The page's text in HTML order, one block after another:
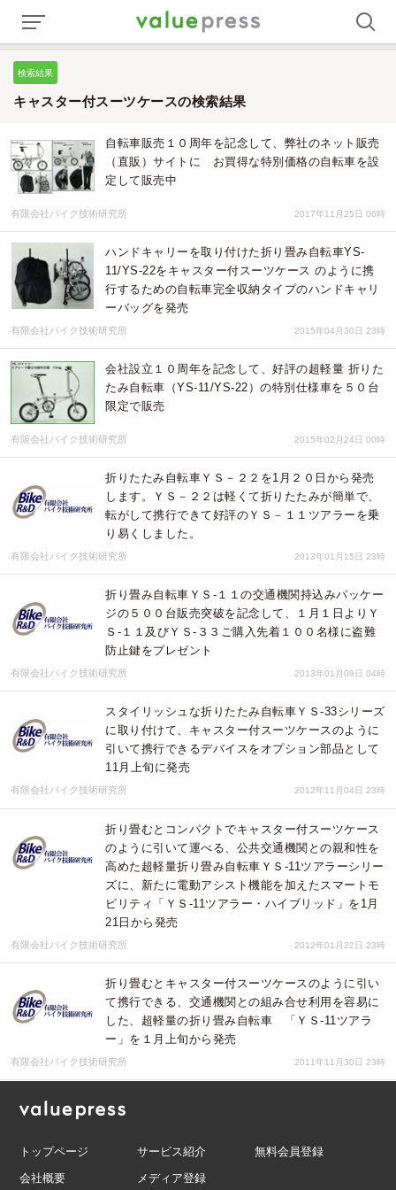
検索結果
キャスター付スーツケースの検索結果
自転車販売１０周年を記念して、弊社のネット販売
（直販）サイトに お買得な特別価格の自転車を設
定して販売中
有限会社バイク技術研究所 2017年11月25日 06時
ハンドキャリーを取り付けた折り畳み自転車YS-
11/YS-22をキャスター付スーツケース のように携
行するための自転車完全収納タイプのハンドキャリ
ーバッグを発売
有限会社バイク技術研究所 2015年04月30日 23時
会社設立１０周年を記念して、好評の超軽量 折りた
たみ自転車（YS-11/YS-22）の特別仕様車を５０台
限定で販売
有限会社バイク技術研究所 2015年02月24日 00時
折りたたみ自転車ＹＳ－２２を1月２０日から発売
します。ＹＳ－２２は軽くて折りたたみが簡単で、
転がして携行できて好評のＹＳ－１１ツアラーを乗
り易くしました。
有限会社バイク技術研究所 2013年01月15日 23時
折り畳み自転車ＹＳ-１１の交通機関持込みパッケー
ジの５００台販売突破を記念して、１月１日よりＹ
Ｓ-１１及びＹＳ-３３ご購入先着１００名様に盗難
防止鍵をプレゼント
有限会社バイク技術研究所 2013年01月09日 04時
スタイリッシュな折りたたみ自転車ＹＳ-33シリーズ
に取り付けて、キャスター付スーツケースのように
引いて携行できるデバイスをオプション部品として
11月上旬に発売
有限会社バイク技術研究所 2012年11月04日 23時
折り畳むとコンパクトでキャスター付スーツケース
のように引いて運べる、公共交通機関との親和性を
高めた超軽量折り畳み自転車ＹＳ-11ツアラーシリー
ズに、新たに電動アシスト機能を加えたスマートモ
ビリティ「ＹＳ-11ツアラー・ハイブリッド」を1月
21日から発売
有限会社バイク技術研究所 2012年01月22日 23時
折り畳むとキャスター付スーツケースのように引い
て携行できる、交通機関との組み合せ利用を容易に
した、超軽量の折り畳み自転車 「ＹＳ-11ツアラ
ー」を１月上旬から発売
有限会社バイク技術研究所 2011年11月30日 23時
トップページ サービス紹介
無料会員登録
会社概要
メディア登録